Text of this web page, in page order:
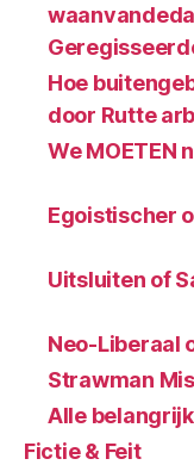
Hoe
door Rutte
We MOETEN
Egoistischer
Uitsluiten of
Neo-Liberaal
Strawman
Alle
Fictie & Feit